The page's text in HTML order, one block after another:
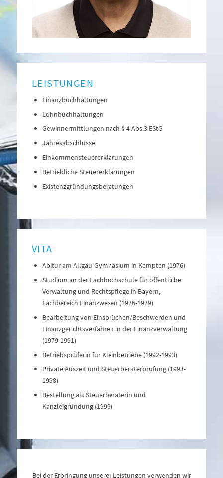
LEISTUNGEN
Finanzbuchhaltungen
Lohnbuchhaltungen
Gewinnermittlungen nach § 4 Abs.3 EStG
Jahresabschlüsse
Einkommensteuererklärungen
Betriebliche Steuererklärungen
Existenzgründungsberatungen
VITA
Abitur am Allgäu-Gymnasium in Kempten (1976)
Studium an der Fachhochschule für öffentliche
Verwaltung und Rechtspflege in Bayern,
Fachbereich Finanzwesen (1976-1979)
Bearbeitung von Einsprüchen/Beschwerden und
Finanzgerichtsverfahren in der Finanzverwaltung
(1979-1991)
Betriebsprüferin für Kleinbetriebe (1992-1993)
Private Auszeit und Steuerberaterprüfung (1993-
1998)
Bestellung als Steuerberaterin und
Kanzleigründung (1999)
Bei der Erbringung unserer Leistungen verwenden wir